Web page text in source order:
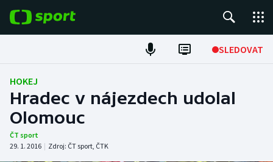
SLEDOVAT
Fotbal
Hokej
Tenis
HOKEJ
Hradec v nájezdech udolal
Olomouc
ČT sport
29. 1. 2016 | Zdroj: ČT sport, ČTK